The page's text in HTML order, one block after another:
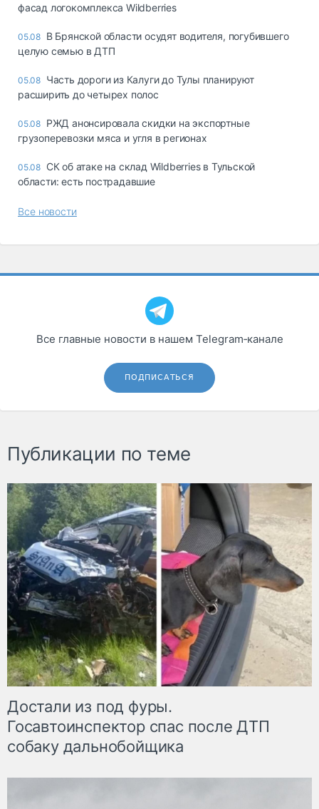
фасад логокомплекса Wildberries
05.08 В Брянской области осудят водителя, погубившего
целую семью в ДТП
05.08 Часть дороги из Калуги до Тулы планируют
расширить до четырех полос
05.08 РЖД анонсировала скидки на экспортные
грузоперевозки мяса и угля в регионах
05.08 СК об атаке на склад Wildberries в Тульской
области: есть пострадавшие
Все новости
Все главные новости в нашем Telegram‑канале
ПОДПИСАТЬСЯ
Публикации по теме
Достали из под фуры.
Госавтоинспектор спас после ДТП
собаку дальнобойщика